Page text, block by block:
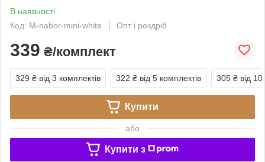
В наявності
Код: M-nabor-mini-white
Опт і роздріб
339 ₴/комплект
329 ₴ від 3 комплектів 322 ₴ від 5 комплектів 305 ₴ від
Купити
або
Купити з